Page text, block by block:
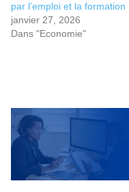
par l’emploi et la formation
janvier 27, 2026
Dans "Economie"